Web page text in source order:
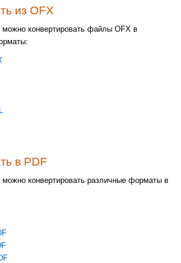
из OFX
конвертировать файлы OFX в
в PDF
конвертировать различные форматы в